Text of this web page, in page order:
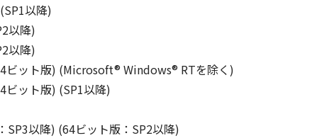
以降)
以降)
以降)
ット版) (Microsoft® Windows® RTを除く)
ット版) (SP1以降)
以降) (64ビット版：SP2以降)